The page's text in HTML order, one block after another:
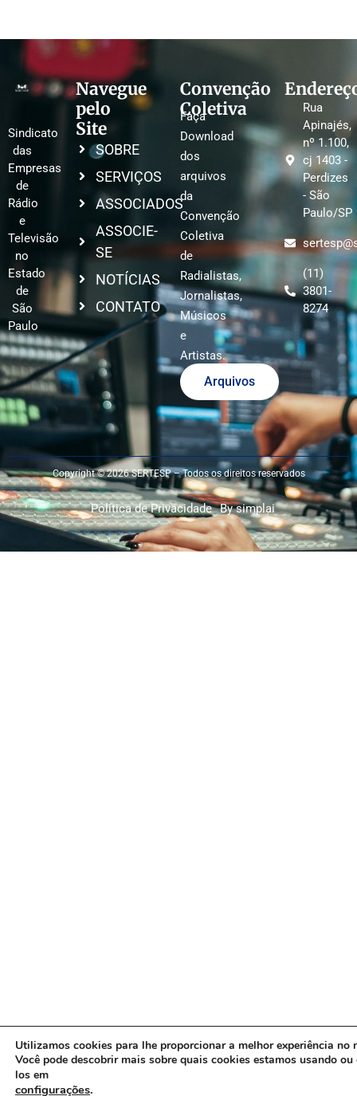
Sindicato
das
Empresas
de
Rádio
e
Televisão
no
Estado
de
São
Paulo
Navegue
pelo
Site
SOBRE
SERVIÇOS
ASSOCIADOS
ASSOCIE-
SE
NOTÍCIAS
CONTATO
Convenção
Coletiva
Faça
Download
dos
arquivos
da
Convenção
Coletiva
de
Radialistas,
Jornalistas,
Músicos
e
Artistas.
Arquivos
Rua
Apinajés,
nº 1.100,
cj 1403 -
Perdizes
- São
Paulo/SP
(11)
3801-
8274
Copyright © 2026 SERTESP – Todos os direitos reservados
Política de Privacidade By simplai
Utilizamos cookies para lhe proporcionar a melhor experiência no
Você pode descobrir mais sobre quais cookies estamos usando
los em
configurações.